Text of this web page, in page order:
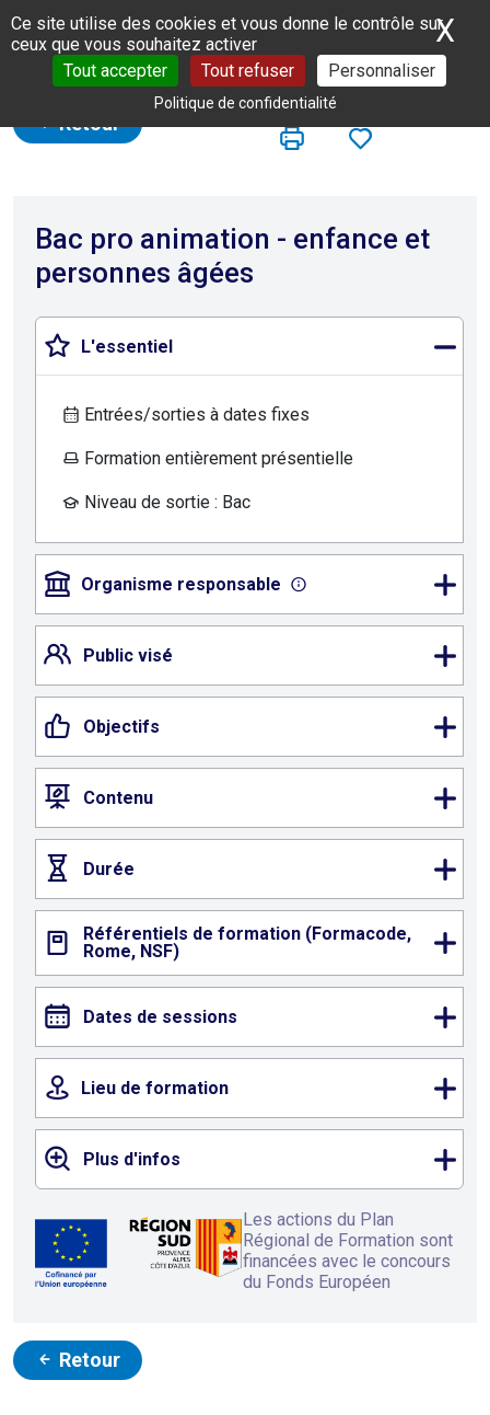
Panneau de gestion des cookies
Ce site utilise des cookies et vous donne le contrôle sur
ceux que vous souhaitez activer
Tout accepter
Tout refuser Personnaliser
Politique de confidentialité
X
Retour
Bac pro animation - enfance et
personnes âgées
L'essentiel
Entrées/sorties à dates fixes
Formation entièrement présentielle
Niveau de sortie : Bac
Organisme responsable
Public visé
Objectifs
Contenu
Durée
Référentiels de formation (Formacode,
Rome, NSF)
Dates de sessions
Lieu de formation
Plus d'infos
Les actions du Plan
Régional de Formation sont
financées avec le concours
du Fonds Européen
Retour